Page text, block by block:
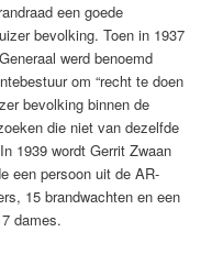
een goede
bevolking. Toen in 1937
werd benoemd
om “recht te doen
bevolking binnen de
die niet van dezelfde
1939 wordt Gerrit Zwaan
een persoon uit de AR-
15 brandwachten en een
dames.